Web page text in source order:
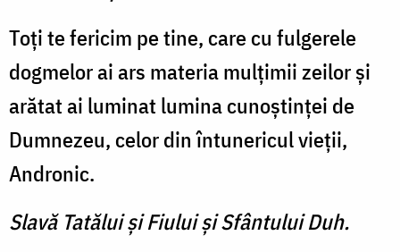
Toţi te fericim pe tine, care cu fulgerele
dogmelor ai ars materia mulţimii zeilor şi
arătat ai luminat lumina cunoştinţei de
Dumnezeu, celor din întunericul vieţii,
Andronic.
Slavă Tatălui şi Fiului şi Sfântului Duh.